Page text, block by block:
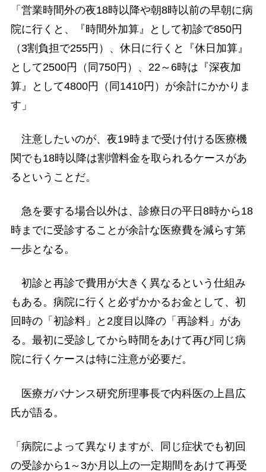
「営業時間外の夜18時以降や朝8時以前の早朝に病
院に行くと、『時間外加算』として初診で850円
（3割負担で255円）、休日に行くと『休日加算』
として2500円（同750円）、22～6時は『深夜加
算』として4800円（同1410円）が余計にかかりま
す」
注意したいのが、夜19時まで受け付ける医療機
関でも18時以降は割増料金を取られるケースがあ
るということだ。
急を要する場合以外は、診療日の平日8時から18
時までに受診することが余計な医療費を減らす第
一歩となる。
初診と再診で費用が大きく異なるという仕組み
もある。病院に行くと必ずかかるお金として、初
回時の「初診料」と2度目以降の「再診料」があ
る。最初に受診してから時間をあけて再び同じ病
院に行くケースは特に注意が必要だ。
医療ガバナンス研究所理事長で内科医の上昌広
氏が語る。
「病院によって異なりますが、同じ症状でも初回
の受診から1～3か月以上の一定期間をあけて再受